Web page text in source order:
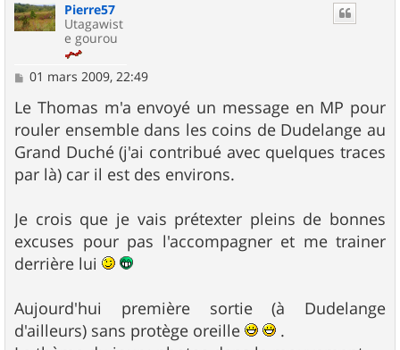
Pierre57
Utagawist
e gourou
M
s
s
a
g
e
01 mars 2009, 22:49
Le Thomas m'a envoyé un message en MP pour
rouler ensemble dans les coins de Dudelange au
Grand Duché (j'ai contribué avec quelques traces
par là) car il est des environs.
Je crois que je vais prétexter pleins de bonnes
excuses pour pas l'accompagner et me trainer
derrière lui
Aujourd'hui première sortie (à Dudelange
d'ailleurs) sans protège oreille
.